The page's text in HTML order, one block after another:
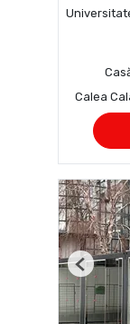
Calea
Previous